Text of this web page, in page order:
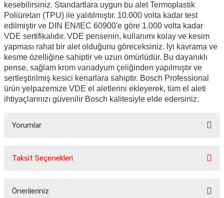
kesebilirsiniz. Standartlara uygun bu alet Termoplastik
Poliüretan (TPU) ile yalıtılmıştır. 10.000 volta kadar test
edilmiştir ve DIN EN/IEC 60900'e göre 1.000 volta kadar
VDE sertifikalıdır. VDE pensenin, kullanımı kolay ve kesim
yapması rahat bir alet olduğunu göreceksiniz. İyi kavrama ve
kesme özelliğine sahiptir ve uzun ömürlüdür. Bu dayanıklı
pense, sağlam krom vanadyum çeliğinden yapılmıştır ve
sertleştirilmiş kesici kenarlara sahiptir. Bosch Professional
ürün yelpazemize VDE el aletlerini ekleyerek, tüm el aleti
ihtiyaçlarınızı güvenilir Bosch kalitesiyle elde edersiniz.
Yorumlar
Taksit Seçenekleri
Önerileriniz